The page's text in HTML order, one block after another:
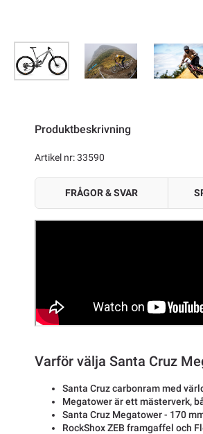
Produktbeskrivning
Artikel nr: 33590
FRÅGOR & SVAR
Varför välja Santa Cruz
Santa Cruz carbonram med
Megatower är ett mästerverk,
Santa Cruz Megatower - 170
RockShox ZEB framgaffel och